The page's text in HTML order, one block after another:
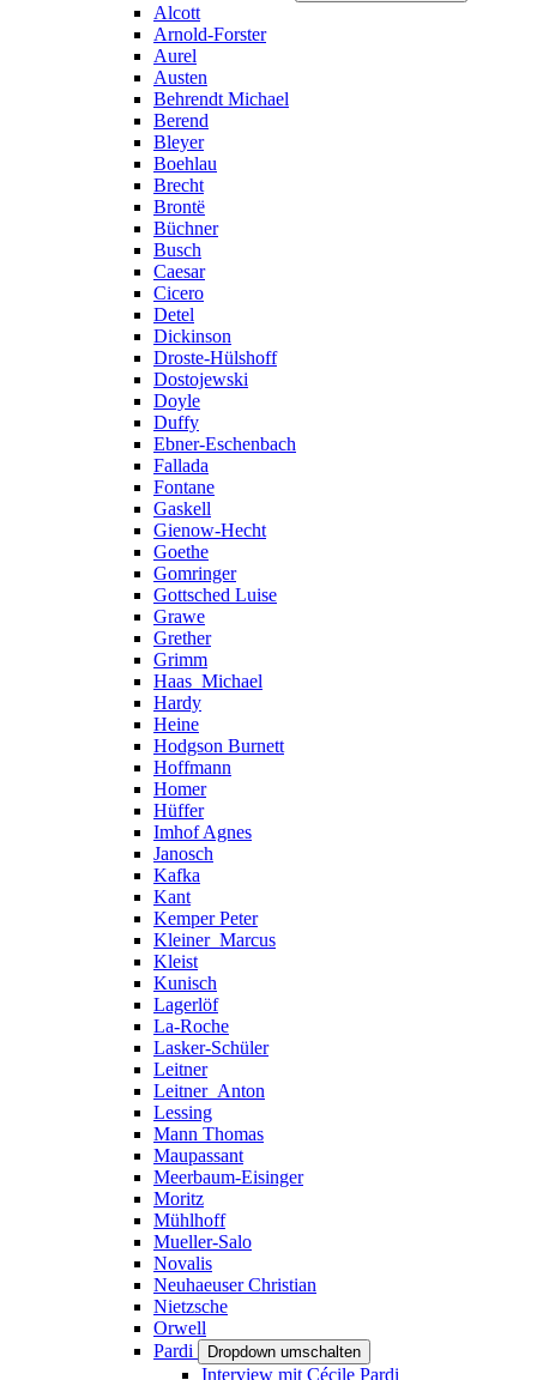
Alcott
Arnold-Forster
Aurel
Austen
Behrendt Michael
Berend
Bleyer
Boehlau
Brecht
Brontë
Büchner
Busch
Caesar
Cicero
Detel
Dickinson
Droste-Hülshoff
Dostojewski
Doyle
Duffy
Ebner-Eschenbach
Fallada
Fontane
Gaskell
Gienow-Hecht
Goethe
Gomringer
Gottsched Luise
Grawe
Grether
Grimm
Haas_Michael
Hardy
Heine
Hodgson Burnett
Hoffmann
Homer
Hüffer
Imhof Agnes
Janosch
Kafka
Kant
Kemper Peter
Kleiner_Marcus
Kleist
Kunisch
Lagerlöf
La-Roche
Lasker-Schüler
Leitner
Leitner_Anton
Lessing
Mann Thomas
Maupassant
Meerbaum-Eisinger
Moritz
Mühlhoff
Mueller-Salo
Novalis
Neuhaeuser Christian
Nietzsche
Orwell
Pardi
Dropdown umschalten
Interview mit Cécile Pardi